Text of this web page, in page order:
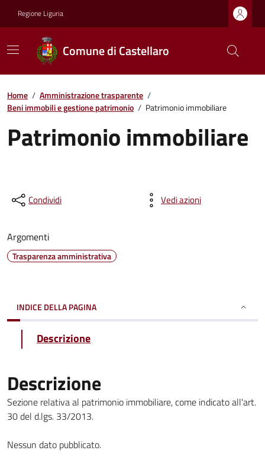
Regione Liguria
Comune di Castellaro
Home / Amministrazione trasparente /
Beni immobili e gestione patrimonio / Patrimonio immobiliare
Patrimonio immobiliare
Condividi Vedi azioni
Argomenti
Trasparenza amministrativa
INDICE DELLA PAGINA
Descrizione
Descrizione
Sezione relativa al patrimonio immobiliare, come indicato all'art.
30 del d.lgs. 33/2013.
Nessun dato pubblicato.